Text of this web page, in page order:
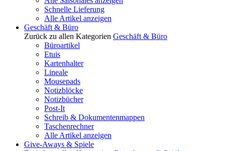
Schnelle Lieferung
Alle Artikel anzeigen
Geschäft & Büro
Zurück zu allen Kategorien Geschäft & Büro
Büroartikel
Etuis
Kartenhalter
Lineale
Mousepads
Notizblöcke
Notizbücher
Post-It
Schreib & Dokumentenmappen
Taschenrechner
Alle Artikel anzeigen
Give-Aways & Spiele